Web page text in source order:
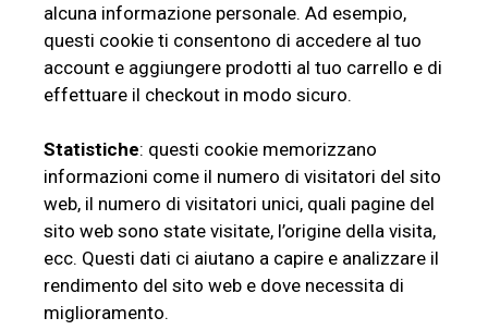
alcuna informazione personale. Ad esempio,
questi cookie ti consentono di accedere al tuo
account e aggiungere prodotti al tuo carrello e di
effettuare il checkout in modo sicuro.
Statistiche: questi cookie memorizzano
informazioni come il numero di visitatori del sito
web, il numero di visitatori unici, quali pagine del
sito web sono state visitate, l’origine della visita,
ecc. Questi dati ci aiutano a capire e analizzare il
rendimento del sito web e dove necessita di
miglioramento.